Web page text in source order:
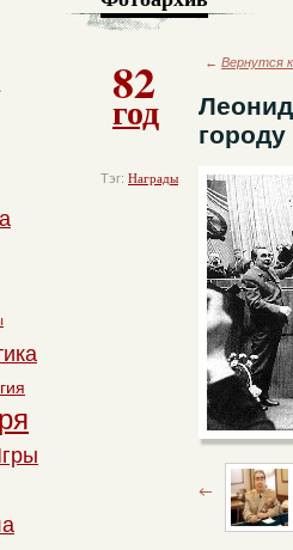
82
год
Тэг: Награды
← Вернутся